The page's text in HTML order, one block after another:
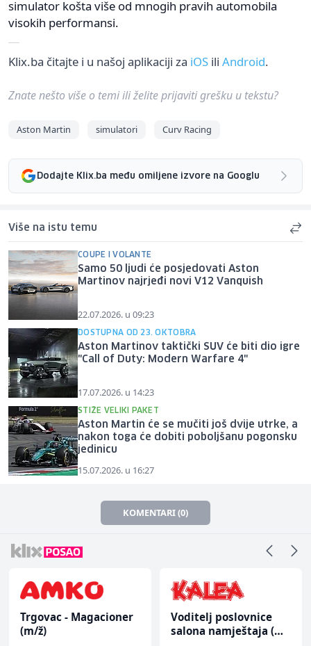
simulator košta više od mnogih pravih automobila
visokih performansi.
Klix.ba čitajte i u našoj aplikaciji za iOS ili Android.
Znate nešto više o temi ili želite prijaviti grešku u tekstu?
Aston Martin simulatori Curv Racing
Dodajte Klix.ba među omiljene izvore na Googlu
Više na istu temu
COUPE I VOLANTE
Samo 50 ljudi će posjedovati Aston
Martinov najrjeđi novi V12 Vanquish
22.07.2026. u 09:23
DOSTUPNA OD 23. OKTOBRA
Aston Martinov taktički SUV će biti dio igre
"Call of Duty: Modern Warfare 4"
17.07.2026. u 14:23
STIŽE VELIKI PAKET
Aston Martin će se mučiti još dvije utrke, a
nakon toga će dobiti poboljšanu pogonsku
jedinicu
15.07.2026. u 16:27
KOMENTARI (0)
Trgovac - Magacioner
(m/ž)
Voditelj poslovnice
salona namještaja (m/